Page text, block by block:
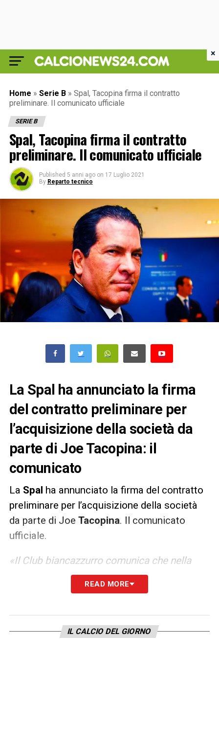
Home » Serie B » Spal, Tacopina firma il contratto
preliminare. Il comunicato ufficiale
SERIE B
Spal, Tacopina firma il contratto
preliminare. Il comunicato ufficiale
Published 5 anni ago on 17 Luglio 2021
By Reparto tecnico
La Spal ha annunciato la firma
del contratto preliminare per
l’acquisizione della società da
parte di Joe Tacopina: il
comunicato
La Spal ha annunciato la firma del contratto
preliminare per l’acquisizione della società
da parte di Joe Tacopina. Il comunicato
ufficiale.
«Il Club biancazzurro comunica che nella
giornata di ieri, venerdì 16 luglio, è stato
sottoscritto il contratto preliminare per
dall’avvocato Joe Tacopina, successivo alla
READ MORE
IL CALCIO DEL GIORNO
×